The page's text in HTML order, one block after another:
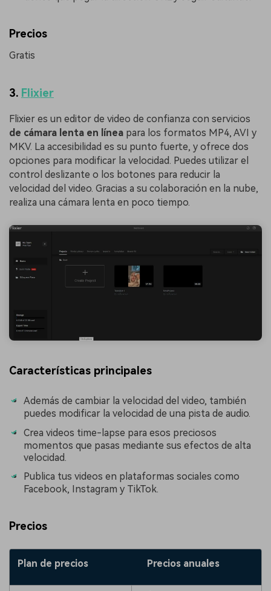
Precios
Gratis
3. Flixier
󠀰Flixier es un editor de video de confianza con servicios
de cámara lenta en línea para los formatos MP4, AVI y
MKV.󠀲󠀡󠀤󠀢󠀩󠀥󠀣󠀡󠀦󠀳󠀰 La accesibilidad es su punto fuerte, y ofrece dos
opciones para modificar la velocidad. Puedes utilizar el
control deslizante o los botones para reducir la
velocidad del video. Gracias a su colaboración en la nube,
realiza una cámara lenta en poco tiempo.
Características principales
Además de cambiar la velocidad del video, también
puedes modificar la velocidad de una pista de audio.
Crea videos time-lapse para esos preciosos
momentos que pasas mediante sus efectos de alta
velocidad.
Publica tus videos en plataformas sociales como
Facebook, Instagram y TikTok.
Precios
Plan de precios Precios anuales